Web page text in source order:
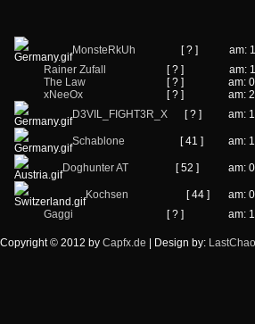
MonsteRkUh [ ? ]
am:
Rainer Zufall
[ ? ]
am:
The Law
[ ? ]
am:
xNeeOx
[ ? ]
am:
D3VIL_FIGHT3R_X
[ ? ] am:
Schablone [ 41 ] am:
Doghunter AT [ 52 ] am:
Kochsen [ 44 ]
am:
Gaggi
[ ? ] am:
Copyright © 2012 by Capfx.de | Design by: